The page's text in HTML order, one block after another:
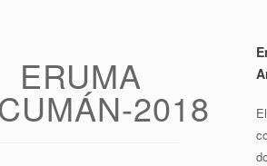
ERUMA
2018